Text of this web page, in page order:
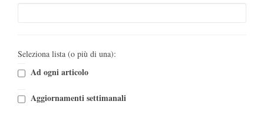
Seleziona lista (o più di una):
Ad ogni articolo
Aggiornamenti settimanali